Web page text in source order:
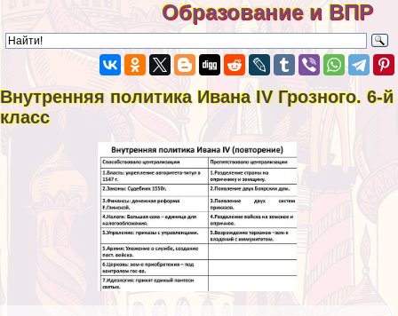
Образование и ВПР
Внутренняя политика Ивана IV Грозного. 6-й
класс